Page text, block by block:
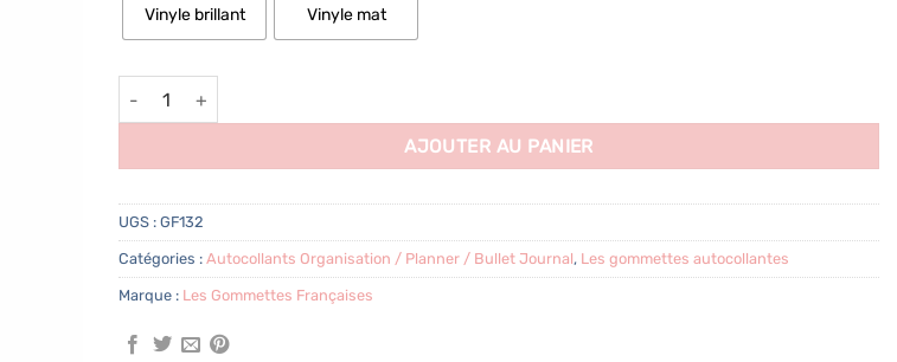
Vinyle brillant Vinyle mat
quantité de Autocollants agenda / planning
AJOUTER AU PANIER
UGS : GF132
Catégories : Autocollants Organisation / Planner / Bullet Journal, Les gommettes autocollantes
Marque : Les Gommettes Françaises